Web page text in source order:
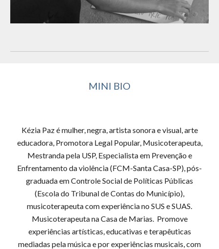
MINI BIO
Kézia Paz é mulher, negra, artista sonora e visual, arte
educadora, Promotora Legal Popular, Musicoterapeuta,
Mestranda pela USP, Especialista em Prevenção e
Enfrentamento da violência (FCM-Santa Casa-SP), pós-
graduada em Controle Social de Políticas Públicas
(Escola do Tribunal de Contas do Município),
musicoterapeuta com experiência no SUS e SUAS.
Musicoterapeuta na Casa de Marias. Promove
experiências artísticas, educativas e terapêuticas
mediadas pela música e por experiências musicais, com